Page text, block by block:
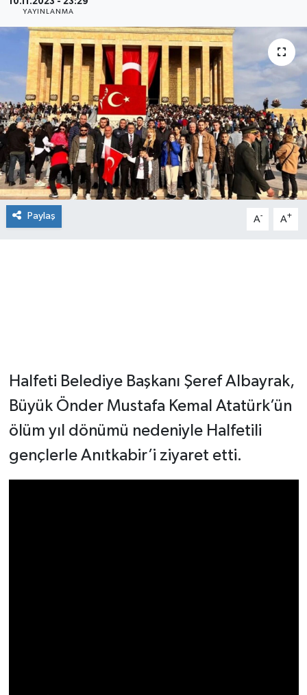
10.11.2023 - 23:29
YAYINLANMA
Paylaş A- A+
Halfeti Belediye Başkanı Şeref Albayrak,
Büyük Önder Mustafa Kemal Atatürk’ün
ölüm yıl dönümü nedeniyle Halfetili
gençlerle Anıtkabir’i ziyaret etti.